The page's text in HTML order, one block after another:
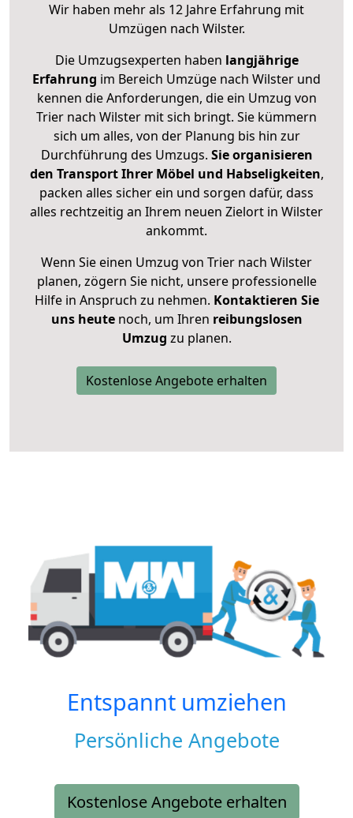
Wir haben mehr als 12 Jahre Erfahrung mit
Umzügen nach Wilster.
Die Umzugsexperten haben langjährige
Erfahrung im Bereich Umzüge nach Wilster und
kennen die Anforderungen, die ein Umzug von
Trier nach Wilster mit sich bringt. Sie kümmern
sich um alles, von der Planung bis hin zur
Durchführung des Umzugs. Sie organisieren
den Transport Ihrer Möbel und Habseligkeiten,
packen alles sicher ein und sorgen dafür, dass
alles rechtzeitig an Ihrem neuen Zielort in Wilster
ankommt.
Wenn Sie einen Umzug von Trier nach Wilster
planen, zögern Sie nicht, unsere professionelle
Hilfe in Anspruch zu nehmen. Kontaktieren Sie
uns heutenoch, um Ihren reibungslosen
Umzug zu planen.
Kostenlose Angebote erhalten
Entspannt umziehen
Persönliche Angebote
Kostenlose Angebote erhalten